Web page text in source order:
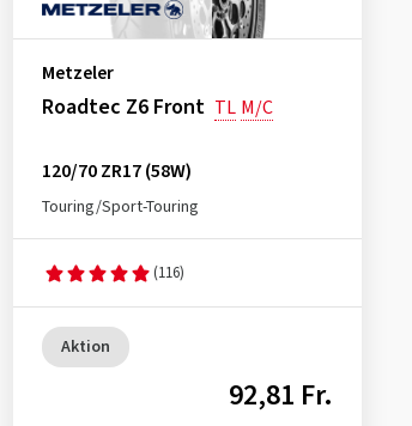
Metzeler
Roadtec Z6 Front TL M/C
120/70 ZR17 (58W)
Touring/Sport-Touring
(116)
Aktion
92,81 Fr.